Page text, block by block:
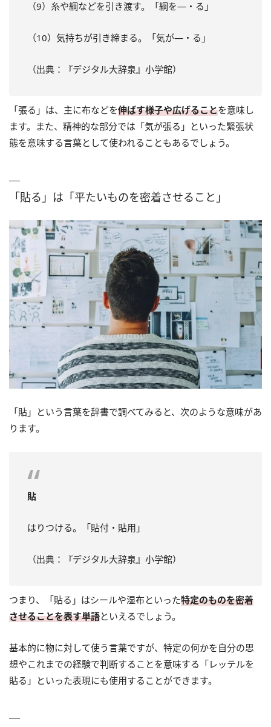
（9）糸や綱などを引き渡す。「綱を—・る」
（10）気持ちが引き締まる。「気が—・る」
（出典：『デジタル大辞泉』小学館）
「張る」は、主に布などを伸ばす様子や広げることを意味し
ます。また、精神的な部分では「気が張る」といった緊張状
態を意味する言葉として使われることもあるでしょう。
「貼る」は「平たいものを密着させること」
「貼」という言葉を辞書で調べてみると、次のような意味があ
ります。
貼
はりつける。「貼付・貼用」
（出典：『デジタル大辞泉』小学館）
つまり、「貼る」はシールや湿布といった特定のものを密着
させることを表す単語といえるでしょう。
基本的に物に対して使う言葉ですが、特定の何かを自分の思
想やこれまでの経験で判断することを意味する「レッテルを
貼る」といった表現にも使用することができます。